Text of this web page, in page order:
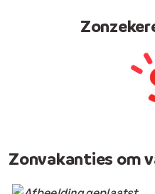
Zonvakanties om